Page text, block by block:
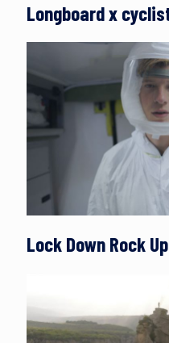
Longboard x
Lock Down Rock Up